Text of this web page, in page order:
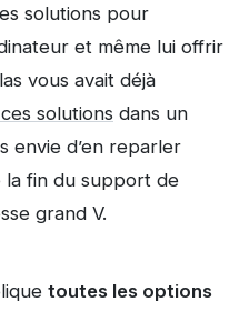
solutions pour
et même lui offrir
vous avait déjà
solutions dans un
envie d’en reparler
la fin du support de
grand V.
toutes les options